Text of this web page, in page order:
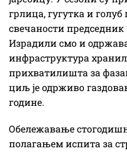
грлица, гугутка и
свечаности
Израдили смо и
инфраструктура
прихватилишта за
циљ је одрживо
године.
Обележавање
полагањем испита за